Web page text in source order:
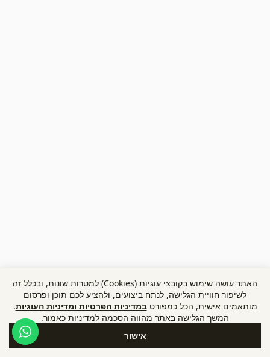
האתר עושה שימוש בקובצי עוגיות (Cookies) למטרות שונות, ובכלל זה
לשיפור חוויית הגלישה, לנתח ביצועים, ולהציע לכם תוכן ופרסום
מותאמים אישית, הכל כמפורטבמדיניות הפרטיות ומדיניות העוגיות.
המשך הגלישה באתר מהווה הסכמה למדיניות כאמור.
אישור